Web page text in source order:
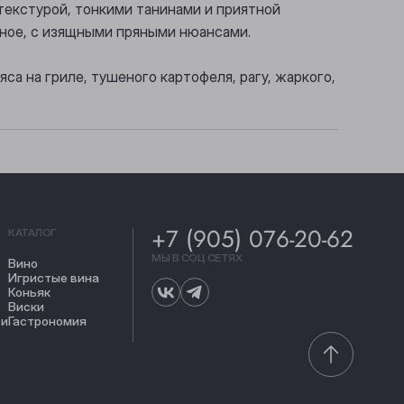
тонкими танинами и приятной
с изящными пряными нюансами.
на гриле, тушеного картофеля, рагу, жаркого,
КАТАЛОГ
Вино
Игристые вина
Коньяк
Виски
Гастрономия
+7 (905) 076-20-62
МЫ В СОЦ СЕТЯХ